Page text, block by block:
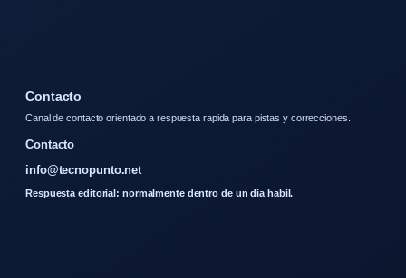
Contacto
Canal de contacto orientado a respuesta rapida para pistas y correcciones.
Contacto
info@tecnopunto.net
Respuesta editorial: normalmente dentro de un dia habil.